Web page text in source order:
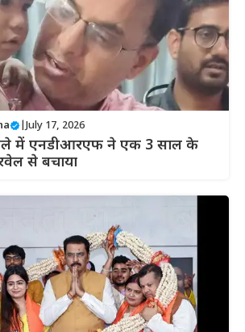
July 17, 2026
में एनडीआरएफ ने एक 3 साल के
से बचाया